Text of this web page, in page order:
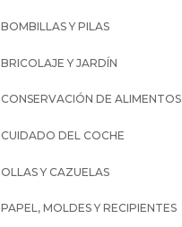
BOMBILLAS Y PILAS
BRICOLAJE Y JARDÍN
CONSERVACIÓN DE ALIMENTOS
CUIDADO DEL COCHE
OLLAS Y CAZUELAS
PAPEL, MOLDES Y RECIPIENTES